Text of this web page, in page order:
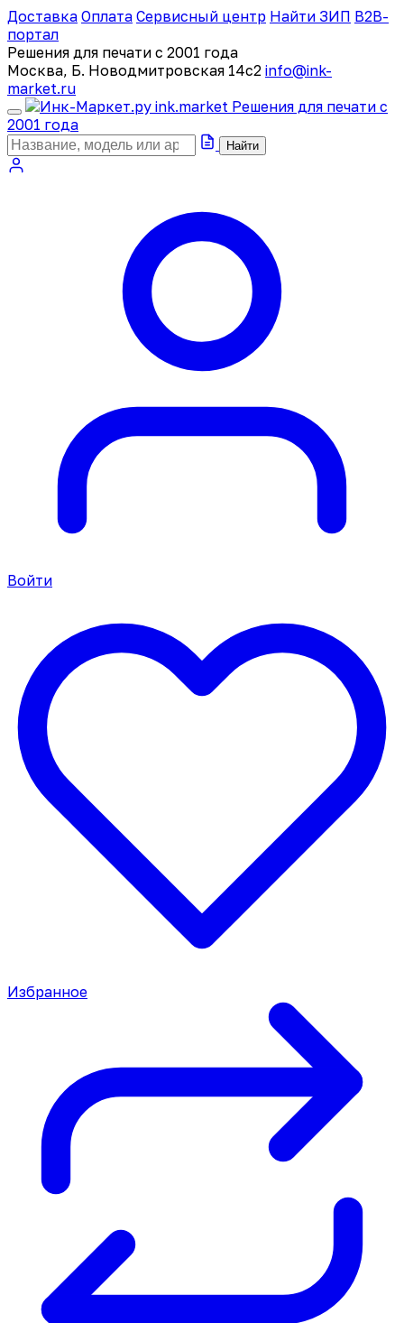
Доставка Оплата Сервисный центр Найти ЗИП B2B-
портал
Решения для печати с 2001 года
Москва, Б. Новодмитровская 14с2 info@ink-
market.ru
ink.market Решения для печати с
2001 года
Найти
Войти
Избранное